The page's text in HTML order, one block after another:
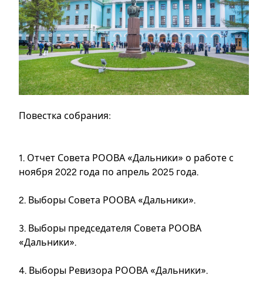
Повестка собрания:
1. Отчет Совета РООВА «Дальники» о работе с
ноября 2022 года по апрель 2025 года.
2. Выборы Совета РООВА «Дальники».
3. Выборы председателя Совета РООВА
«Дальники».
4. Выборы Ревизора РООВА «Дальники».